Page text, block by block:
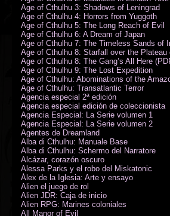
Age of Cthulhu 3: Shadows of Leningrad
Age of Cthulhu 4: Horrors from Yuggoth
Age of Cthulhu 5: The Long Reach of Evil
Age of Cthulhu 6: A Dream of Japan
Age of Cthulhu 7: The Timeless Sands of
Age of Cthulhu 8: Starfall over the Plateau
Age of Cthulhu 8: The Gang’s All Here
Age of Cthulhu 9: The Lost Expedition
Age of Cthulhu: Abominations of the
Age of Cthulhu: Transatlantic Terror
Agencia especial 2ª edición
Agencia especial edición de coleccionista
Agencia Especial: La Serie volumen 1
Agencia Especial: La Serie volumen 2
Agentes de Dreamland
Alba di Cthulhu: Manuale Base
Alba di Cthulhu: Schermo del Narratore
Alcázar, corazón oscuro
Alessa Parks y el robo del Miskatonic
Álex de la Iglesia: Arte y ensayo
Alien el juego de rol
Alien JDR: Caja de inicio
Alien RPG: Marines coloniales
All Manor of Evil